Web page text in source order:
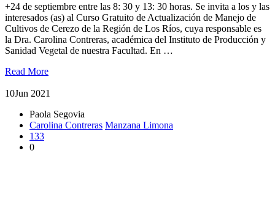
+24 de septiembre entre las 8: 30 y 13: 30 horas. Se invita a los y las
interesados (as) al Curso Gratuito de Actualización de Manejo de
Cultivos de Cerezo de la Región de Los Ríos, cuya responsable es
la Dra. Carolina Contreras, académica del Instituto de Producción y
Sanidad Vegetal de nuestra Facultad. En …
Read More
10Jun 2021
Paola Segovia
Carolina Contreras Manzana Limona
133
0